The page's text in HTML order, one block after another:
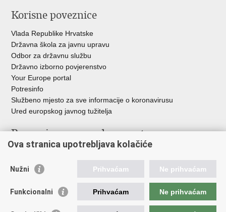
Korisne poveznice
Vlada Republike Hrvatske
Državna škola za javnu upravu
Odbor za državnu službu
Državno izborno povjerenstvo
Your Europe portal
Potresinfo
Službeno mjesto za sve informacije o koronavirusu
Ured europskog javnog tužitelja
Poveznice pravosudnog sustava
Državno odvjetništvo
Ured za suzbijanje korupcije i organiziranog kriminaliteta
Državnoodvjetničko vijeće
Ova stranica upotrebljava kolačiće
Nužni Prihvaćam Ne prihvaćam
Funkcionalni Prihvaćam Ne prihvaćam